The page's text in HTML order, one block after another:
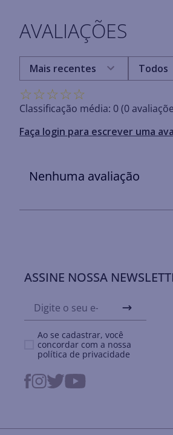
AVALIAÇÕES
☆☆☆☆☆
Classificação média: 0(0
Faça login para escrever uma
Mais recentes Todos
Nenhuma avaliação
ASSINE NOSSA
Ao se cadastrar, você
concordar com a nossa
política de privacidade